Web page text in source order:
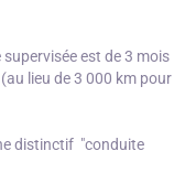
est de 3 mois
lieu de 3 000 km pour
distinctif "conduite